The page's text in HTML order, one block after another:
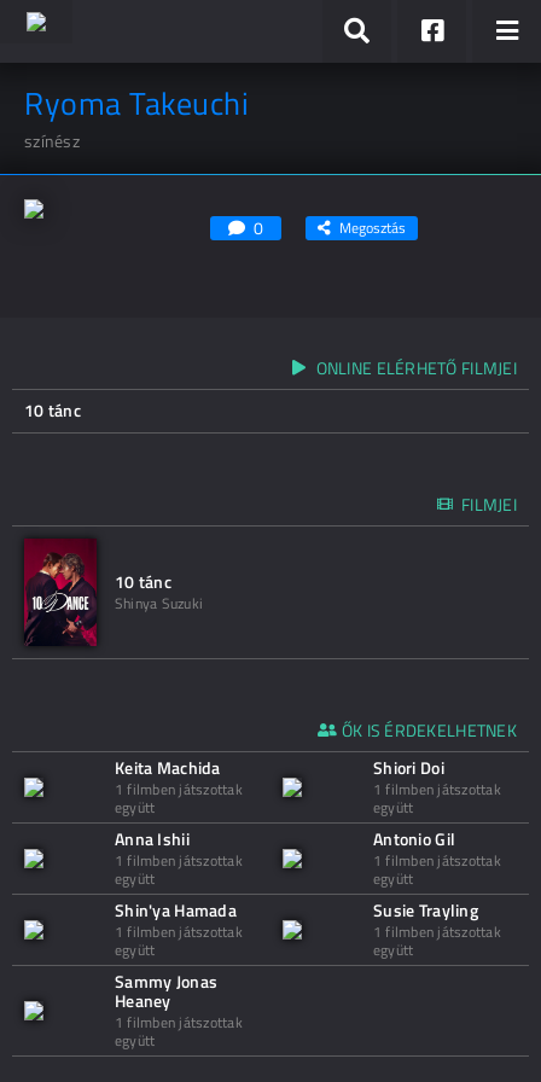
Ryoma Takeuchi
színész
0 Megosztás
ONLINE ELÉRHETŐ FILMJEI
10 tánc
FILMJEI
10 tánc
Shinya Suzuki
ŐK IS ÉRDEKELHETNEK
Keita Machida
1 filmben játszottak
együtt
Shiori Doi
1 filmben játszottak
együtt
Anna Ishii
1 filmben játszottak
együtt
Antonio Gil
1 filmben játszottak
együtt
Shin'ya Hamada
1 filmben játszottak
együtt
Susie Trayling
1 filmben játszottak
együtt
Sammy Jonas
Heaney
1 filmben játszottak
együtt